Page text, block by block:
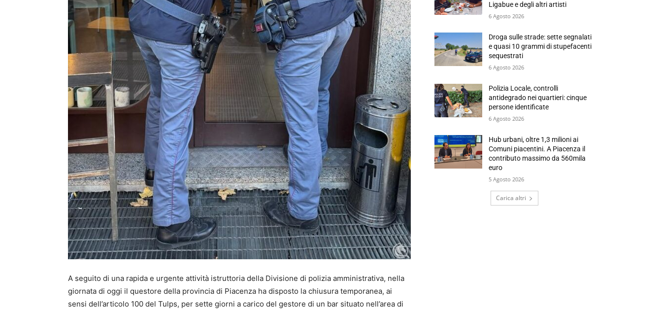
A seguito di una rapida e urgente attività istruttoria della Divisione di polizia amministrativa, nella
giornata di oggi il questore della provincia di Piacenza ha disposto la chiusura temporanea, ai
sensi dell’articolo 100 del Tulps, per sette giorni a carico del gestore di un bar situato nell’area di
Ligabue e degli altri artisti
6 Agosto 2026
Droga sulle strade: sette segnalati
e quasi 10 grammi di stupefacenti
sequestrati
6 Agosto 2026
Polizia Locale, controlli
antidegrado nei quartieri: cinque
persone identificate
6 Agosto 2026
Hub urbani, oltre 1,3 milioni ai
Comuni piacentini. A Piacenza il
contributo massimo da 560mila
euro
5 Agosto 2026
Carica altri